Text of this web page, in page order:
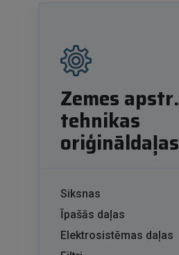
Zemes apstr.
tehnikas
oriģināldaļas
Siksnas
Īpašās daļas
Elektrosistēmas daļas